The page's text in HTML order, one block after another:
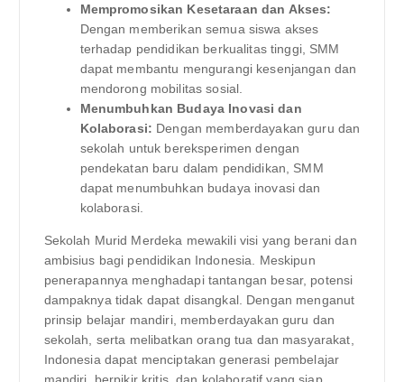
Mempromosikan Kesetaraan dan Akses:
Dengan memberikan semua siswa akses
terhadap pendidikan berkualitas tinggi, SMM
dapat membantu mengurangi kesenjangan dan
mendorong mobilitas sosial.
Menumbuhkan Budaya Inovasi dan
Kolaborasi: Dengan memberdayakan guru dan
sekolah untuk bereksperimen dengan
pendekatan baru dalam pendidikan, SMM
dapat menumbuhkan budaya inovasi dan
kolaborasi.
Sekolah Murid Merdeka mewakili visi yang berani dan
ambisius bagi pendidikan Indonesia. Meskipun
penerapannya menghadapi tantangan besar, potensi
dampaknya tidak dapat disangkal. Dengan menganut
prinsip belajar mandiri, memberdayakan guru dan
sekolah, serta melibatkan orang tua dan masyarakat,
Indonesia dapat menciptakan generasi pembelajar